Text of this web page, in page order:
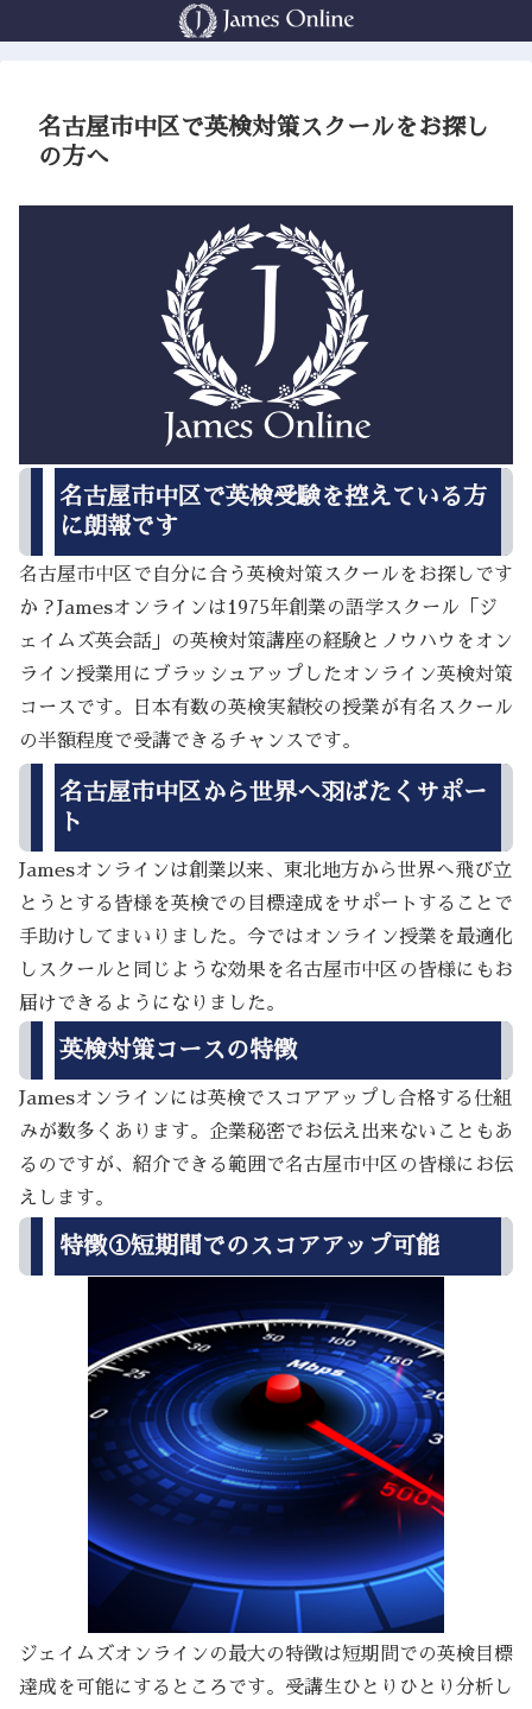
名古屋市中区で英検対策スクールをお探し
の方へ
名古屋市中区で英検受験を控えている方
に朗報です
名古屋市中区で自分に合う英検対策スクールをお探しです
か？Jamesオンラインは1975年創業の語学スクール「ジ
ェイムズ英会話」の英検対策講座の経験とノウハウをオン
ライン授業用にブラッシュアップしたオンライン英検対策
コースです。日本有数の英検実績校の授業が有名スクール
の半額程度で受講できるチャンスです。
名古屋市中区から世界へ羽ばたくサポー
ト
Jamesオンラインは創業以来、東北地方から世界へ飛び立
とうとする皆様を英検での目標達成をサポートすることで
手助けしてまいりました。今ではオンライン授業を最適化
しスクールと同じような効果を名古屋市中区の皆様にもお
届けできるようになりました。
英検対策コースの特徴
Jamesオンラインには英検でスコアアップし合格する仕組
みが数多くあります。企業秘密でお伝え出来ないこともあ
るのですが、紹介できる範囲で名古屋市中区の皆様にお伝
えします。
特徴①短期間でのスコアアップ可能
ジェイムズオンラインの最大の特徴は短期間での英検目標
達成を可能にするところです。受講生ひとりひとり分析し